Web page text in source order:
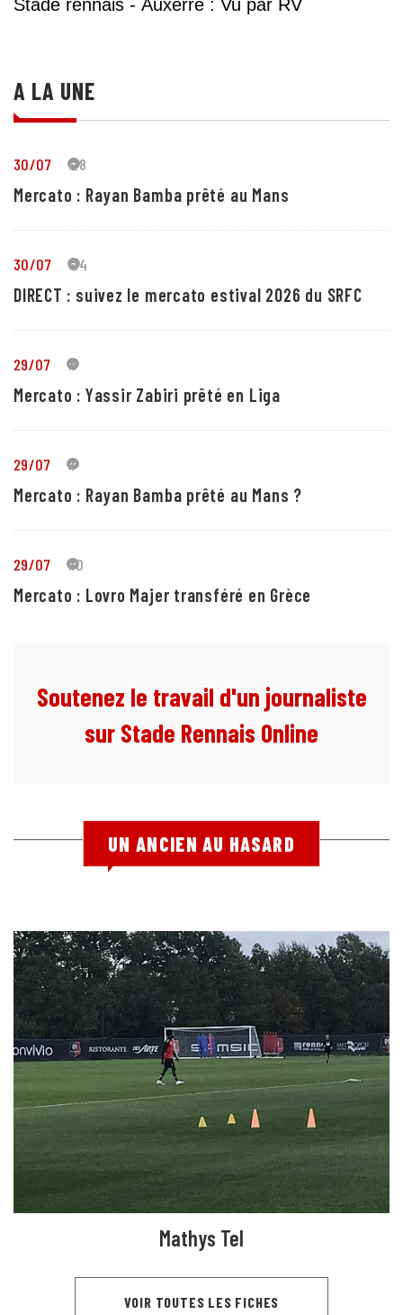
Stade rennais - Auxerre : Vu par RV
A LA UNE
30/07 28
Mercato : Rayan Bamba prêté au Mans
30/07 24
DIRECT : suivez le mercato estival 2026 du SRFC
29/07 5
Mercato : Yassir Zabiri prêté en Liga
29/07 1
Mercato : Rayan Bamba prêté au Mans ?
29/07 10
Mercato : Lovro Majer transféré en Grèce
Soutenez le travail d'un journaliste
sur Stade Rennais Online
UN ANCIEN AU HASARD
Mathys Tel
VOIR TOUTES LES FICHES